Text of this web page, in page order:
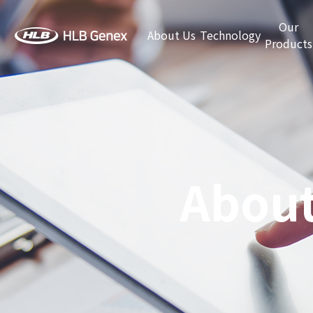
About Us Technology
Our
Products